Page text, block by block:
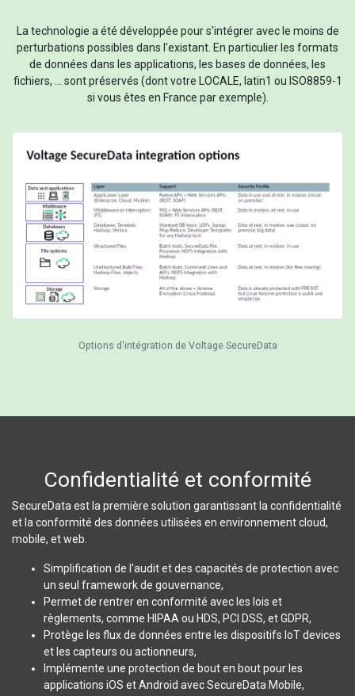
La technologie a été développée pour s'intégrer avec le moins de
perturbations possibles dans l'existant. En particulier les formats
de données dans les applications, les bases de données, les
fichiers, ... sont préservés (dont votre LOCALE, latin1 ou ISO8859-1
si vous êtes en France par exemple).
Options d'intégration de Voltage SecureData
Confidentialité et conformité
SecureData est la première solution garantissant la confidentialité
et la conformité des données utilisées en environnement cloud,
mobile, et web.
Simplification de l'audit et des capacités de protection avec
un seul framework de gouvernance,
Permet de rentrer en conformité avec les lois et
règlements, comme HIPAA ou HDS, PCI DSS, et GDPR,
Protège les flux de données entre les dispositifs IoT devices
et les capteurs ou actionneurs,
Implémente une protection de bout en bout pour les
applications iOS et Android avec SecureData Mobile,